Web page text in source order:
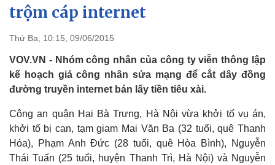
Đảng
Tổ chức nhân sự
Nhận diện sự thật
Việc làm
Biển đảo
trộm cáp internet
Thứ Ba, 10:15, 09/06/2015
VOV.VN - Nhóm công nhân của công ty viễn thông lập
kế hoạch giả công nhân sửa mạng để cắt dây đồng
đường truyền internet bán lấy tiền tiêu xài.
Công an quận Hai Bà Trưng, Hà Nội vừa khởi tố vụ án,
khởi tố bị can, tạm giam Mai Văn Ba (32 tuổi, quê Thanh
Hóa), Phạm Anh Đức (28 tuổi, quê Hòa Bình), Nguyễn
Thái Tuấn (25 tuổi, huyện Thanh Trì, Hà Nội) và Nguyễn